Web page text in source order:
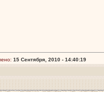
15 Сентября, 2010 - 14:40:19